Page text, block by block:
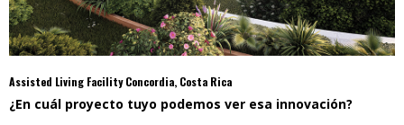
Assisted Living Facility Concordia, Costa Rica
¿En cuál proyecto tuyo podemos ver esa innovación?